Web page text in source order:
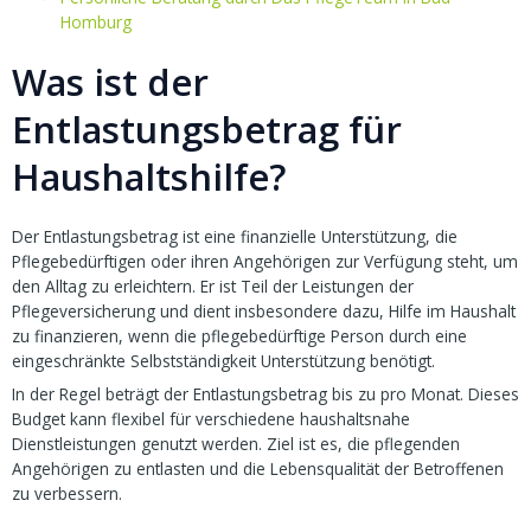
Homburg
Was ist der
Entlastungsbetrag für
Haushaltshilfe?
Der Entlastungsbetrag ist eine finanzielle Unterstützung, die
Pflegebedürftigen oder ihren Angehörigen zur Verfügung steht, um
den Alltag zu erleichtern. Er ist Teil der Leistungen der
Pflegeversicherung und dient insbesondere dazu, Hilfe im Haushalt
zu finanzieren, wenn die pflegebedürftige Person durch eine
eingeschränkte Selbstständigkeit Unterstützung benötigt.
In der Regel beträgt der Entlastungsbetrag bis zu pro Monat. Dieses
Budget kann flexibel für verschiedene haushaltsnahe
Dienstleistungen genutzt werden. Ziel ist es, die pflegenden
Angehörigen zu entlasten und die Lebensqualität der Betroffenen
zu verbessern.